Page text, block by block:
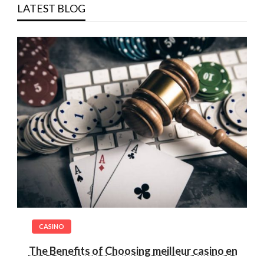
LATEST BLOG
CASINO
The Benefits of Choosing meilleur casino en